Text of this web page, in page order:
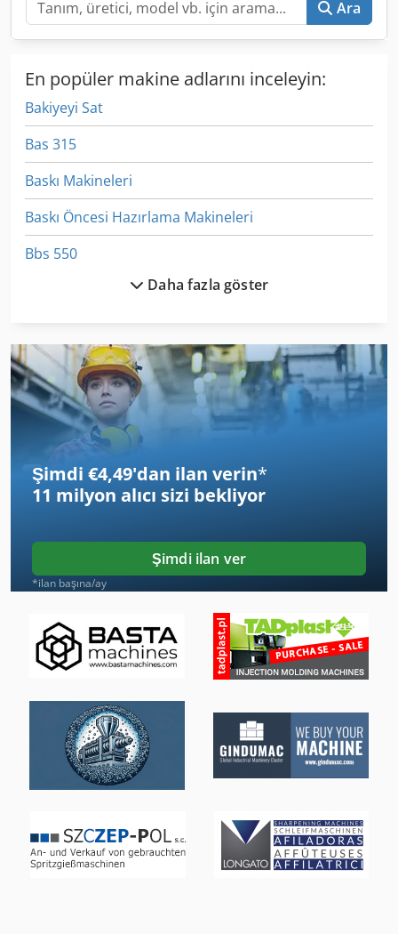
Ara
En popüler makine adlarını inceleyin:
Bakiyeyi Sat
Bas 315
Baskı Makineleri
Baskı Öncesi Hazırlama Makineleri
Bbs 550
Bükme Aracı
Bükme Makinası Die
Cam Bulaşık Makinesi
El Boncuk Makine
Et Işleme
Etiket Baskı Makineleri
Gkt 60
Izlenen Araç
Ka 77
Mb 322
Sayfa Hub
Tak 18
Ticari Demir
Daha fazla göster
Şimdi €4,49'dan ilan verin*
11 milyon alıcı sizi bekliyor
Şimdi ilan ver
*ilan başına/ay